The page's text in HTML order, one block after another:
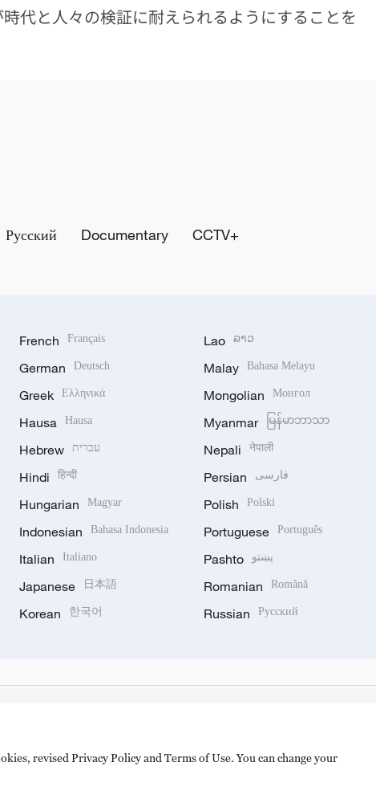
代と人々の検証に耐えられるようにすることを
Русский Documentary CCTV+
French Français
German Deutsch
Greek Ελληνικά
Hausa Hausa
Hebrew עברית
Hindi हिन्दी
Hungarian Magyar
Indonesian Bahasa Indonesia
Italian Italiano
Japanese 日本語
Korean 한국어
Lao ລາວ
Malay Bahasa Melayu
Mongolian Монгол
Myanmar မြန်မာဘာသာ
Nepali नेपाली
Persian فارسی
Polish Polski
Portuguese Português
Pashto پښتو
Romanian Română
Russian Русский
revised Privacy Policy and Terms of Use. You can change your